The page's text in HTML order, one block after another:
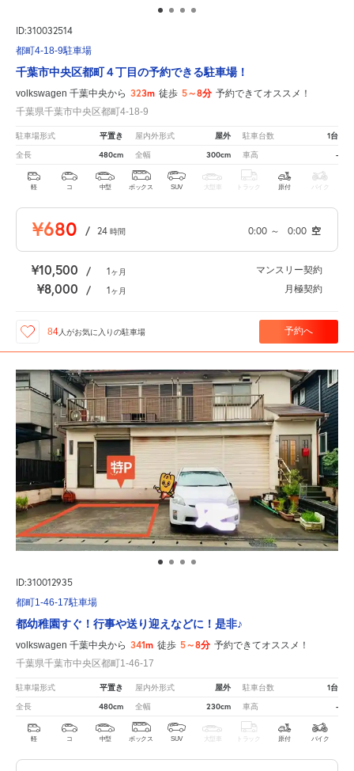
ID:310032514
都町4-18-9駐車場
千葉市中央区都町４丁目の予約できる駐車場！
volkswagen 千葉中央から 323m 徒歩 5～8分 予約できてオススメ！
千葉県千葉市中央区都町4-18-9
駐車場形式 平置き 屋内外形式 屋外 駐車台数 1台
全長 480cm 全幅 300cm 車高 -
軽 コ 中型 ボックス SUV 大型車 トラック 原付 バイク
¥680 / 24 時間 0:00 ～ 0:00 空
¥10,500 / 1ヶ月 マンスリー契約
¥8,000 / 1ヶ月 月極契約
84 人がお気に入りの駐車場 予約へ
ID:310012935
都町1-46-17駐車場
都幼稚園すぐ！行事や送り迎えなどに！是非♪
volkswagen 千葉中央から 341m 徒歩 5～8分 予約できてオススメ！
千葉県千葉市中央区都町1-46-17
駐車場形式 平置き 屋内外形式 屋外 駐車台数 1台
全長 480cm 全幅 230cm 車高 -
軽 コ 中型 ボックス SUV 大型車 トラック 原付 バイク